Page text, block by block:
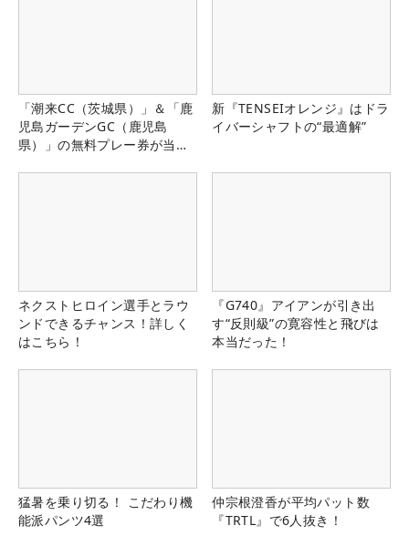
「潮来CC（茨城県）」＆「鹿
児島ガーデンGC（鹿児島
県）」の無料プレー券が当た
新『TENSEIオレンジ』はドラ
イバーシャフトの“最適解”
ネクストヒロイン選手とラウ
ンドできるチャンス！詳しく
はこちら！
『G740』アイアンが引き出
す“反則級”の寛容性と飛びは
本当だった！
猛暑を乗り切る！ こだわり機
能派パンツ4選
仲宗根澄香が平均パット数
『TRTL』で6人抜き！